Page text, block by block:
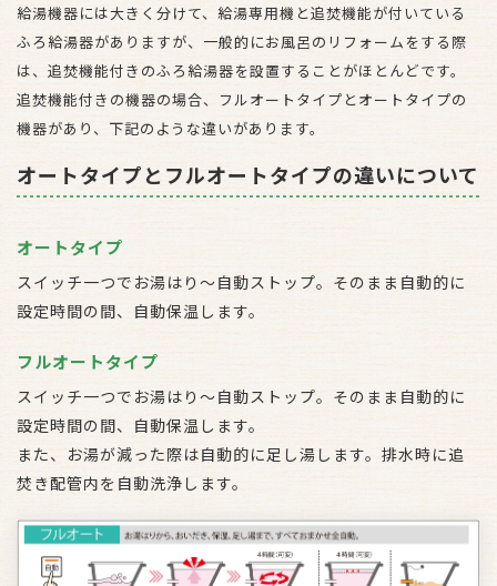
給湯機器には大きく分けて、給湯専用機と追焚機能が付いている
ふろ給湯器がありますが、一般的にお風呂のリフォームをする際
は、追焚機能付きのふろ給湯器を設置することがほとんどです。
追焚機能付きの機器の場合、フルオートタイプとオートタイプの
機器があり、下記のような違いがあります。
オートタイプとフルオートタイプの違いについて
オートタイプ
スイッチ一つでお湯はり～自動ストップ。そのまま自動的に
設定時間の間、自動保温します。
フルオートタイプ
スイッチ一つでお湯はり～自動ストップ。そのまま自動的に
設定時間の間、自動保温します。
また、お湯が減った際は自動的に足し湯します。排水時に追
焚き配管内を自動洗浄します。